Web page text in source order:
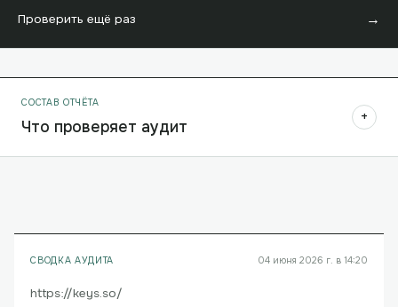
Проверить ещё раз →
СОСТАВ ОТЧЁТА
Что проверяет аудит +
СВОДКА АУДИТА 04 июня 2026 г. в 14:20
https://keys.so/